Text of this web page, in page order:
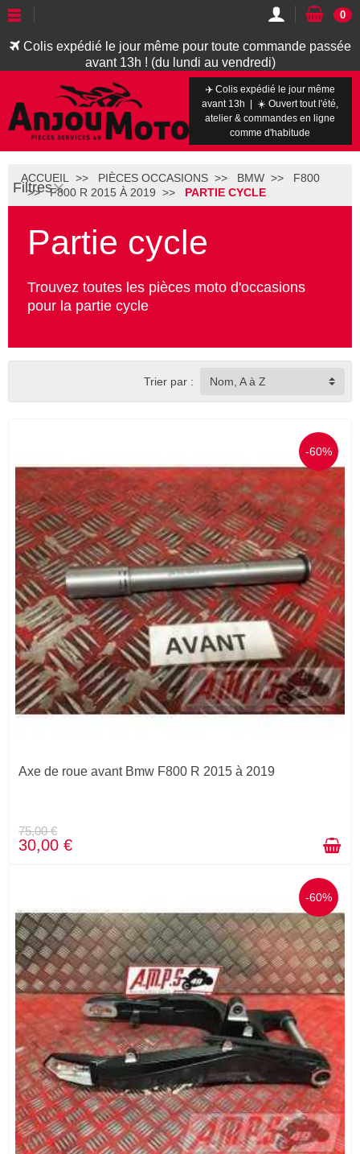
Colis expédié le jour même pour toute commande passée
avant 13h ! (du lundi au vendredi)
0
✈️ Colis expédié le jour même
avant 13h | ☀️ Ouvert tout l'été,
atelier & commandes en ligne
comme d'habitude
Filtres
ACCUEIL PIÈCES OCCASIONS BMW
F800
F800 R 2015 À 2019
PARTIE CYCLE
Partie cycle
Trouvez toutes les pièces moto d'occasions
pour la partie cycle
Trier par : Nom, A à Z
-60%
Axe de roue avant Bmw F800 R 2015 à 2019
75,00 €
30,00 €
-60%